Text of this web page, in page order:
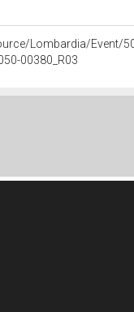
Lombardia/Event/
00380_R03